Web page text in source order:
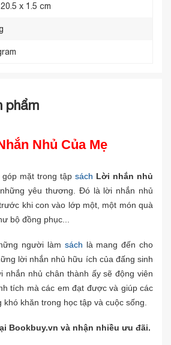
x 1.5 cm
phẩm
Nhủ Của Mẹ
mặt trong tập sách Lời nhắn nhủ
yêu thương. Đó là lời nhắn nhủ
khi con vào lớp một, một món quà
bộ đồng phục...
người làm sách là mang đến cho
lời nhắn nhủ hữu ích của đấng sinh
nhắn nhủ chân thành ấy sẽ động viên
tích mà các em đạt được và giúp các
khăn trong học tập và cuộc sống.
Bookbuy.vn và nhận nhiều ưu đãi.